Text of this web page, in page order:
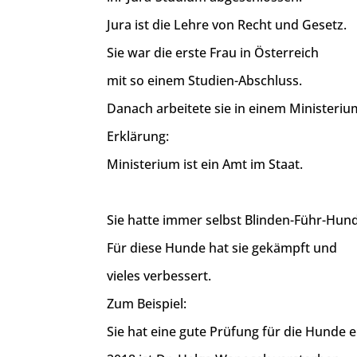
Jura ist die Lehre von Recht und Gesetz.
Sie war die erste Frau in Österreich
mit so einem Studien-Abschluss.
Danach arbeitete sie in einem
Erklärung:
Ministerium ist ein Amt im Staat.
Sie hatte immer selbst Blinden-Führ-
Für diese Hunde hat sie gekämpft und
vieles verbessert.
Zum Beispiel:
Sie hat eine gute Prüfung für die Hunde